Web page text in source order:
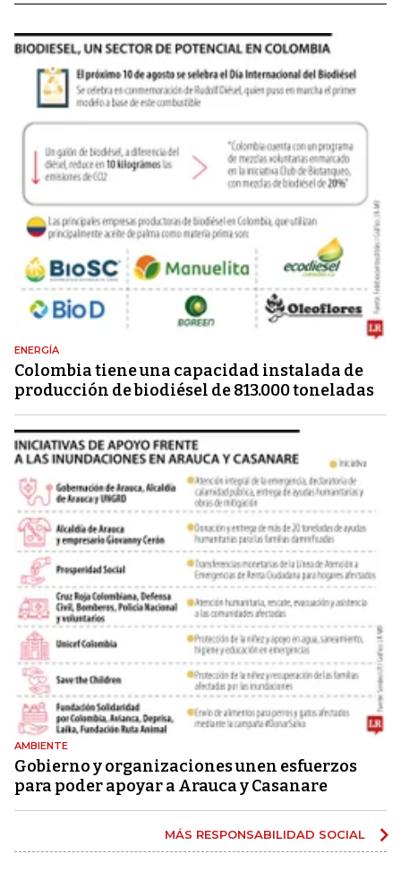
ENERGÍA
Colombia tiene una capacidad instalada de
producción de biodiésel de 813.000 toneladas
AMBIENTE
Gobierno y organizaciones unen esfuerzos
para poder apoyar a Arauca y Casanare
MÁS RESPONSABILIDAD SOCIAL